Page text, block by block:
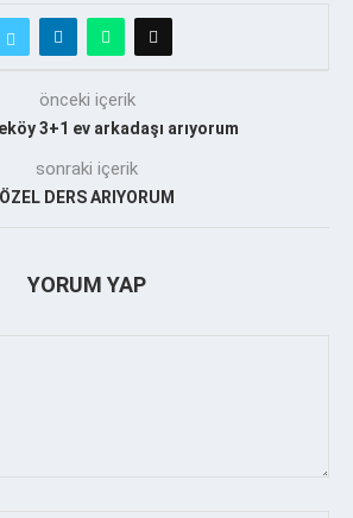
önceki içerik
3+1 ev arkadaşı arıyorum
sonraki içerik
ÖZEL DERS ARIYORUM
YORUM YAP